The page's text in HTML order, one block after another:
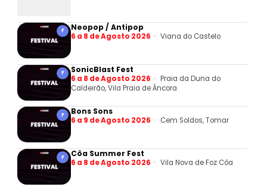
F Neopop / Antipop
6 a 8 de Agosto 2026 Viana do Castelo
F SonicBlast Fest
6 a 8 de Agosto 2026
Praia da Duna do
Caldeirão, Vila Praia de Âncora
F Bons Sons
6 a 9 de Agosto 2026 Cem Soldos, Tomar
F Côa Summer Fest
6 a 8 de Agosto 2026 Vila Nova de Foz Côa